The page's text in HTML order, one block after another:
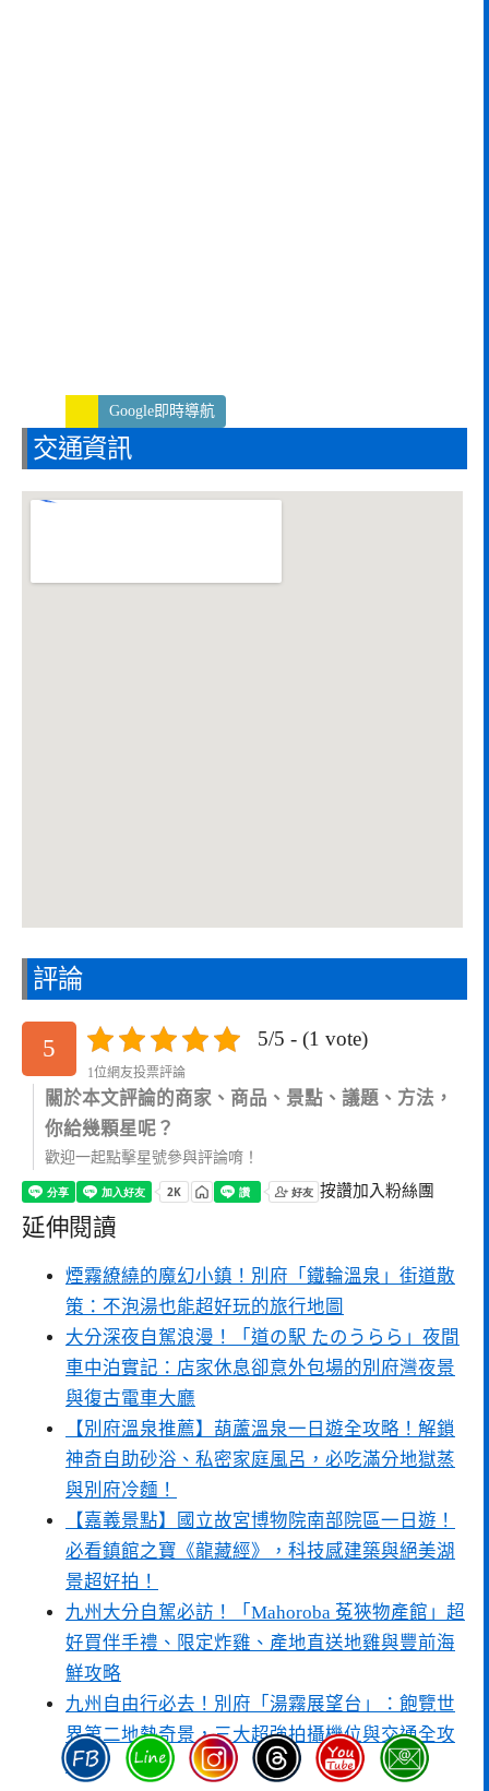
Google即時導航
交通資訊
評論
5 5/5 - (1 vote)
1位網友投票評論
關於本文評論的商家、商品、景點、議題、方法，
你給幾顆星呢？
歡迎一起點擊星號參與評論唷！
按讚加入粉絲團
延伸閱讀
煙霧繚繞的魔幻小鎮！別府「鐵輪溫泉」街道散
策：不泡湯也能超好玩的旅行地圖
大分深夜自駕浪漫！「道の駅 たのうらら」夜間
車中泊實記：店家休息卻意外包場的別府灣夜景
與復古電車大廳
【別府溫泉推薦】葫蘆溫泉一日遊全攻略！解鎖
神奇自助砂浴、私密家庭風呂，必吃滿分地獄蒸
與別府冷麵！
【嘉義景點】國立故宮博物院南部院區一日遊！
必看鎮館之寶《龍藏經》，科技感建築與絕美湖
景超好拍！
九州大分自駕必訪！「Mahoroba 菟狹物產館」超
好買伴手禮、限定炸雞、產地直送地雞與豐前海
鮮攻略
九州自由行必去！別府「湯霧展望台」：飽覽世
界第二地熱奇景，三大超強拍攝機位與交通全攻
略